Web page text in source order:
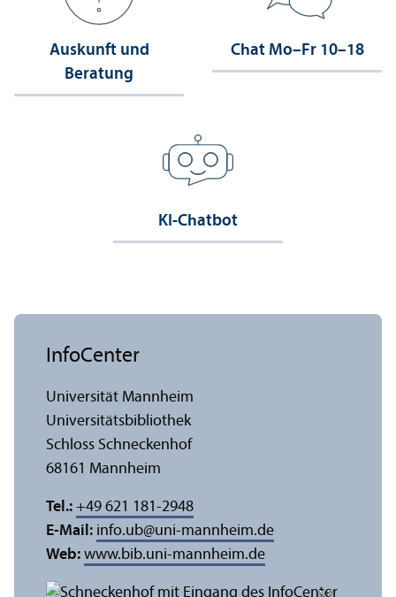
Auskunft und
Beratung
Chat Mo–Fr 10–18
KI-Chatbot
InfoCenter
Universität Mannheim
Universitäts­bibliothek
Schloss Schneckenhof
68161 Mannheim
Tel.: +49 621 181-2948
E-Mail: info.ub@uni-mannheim.de
Web: www.bib.uni-mannheim.de